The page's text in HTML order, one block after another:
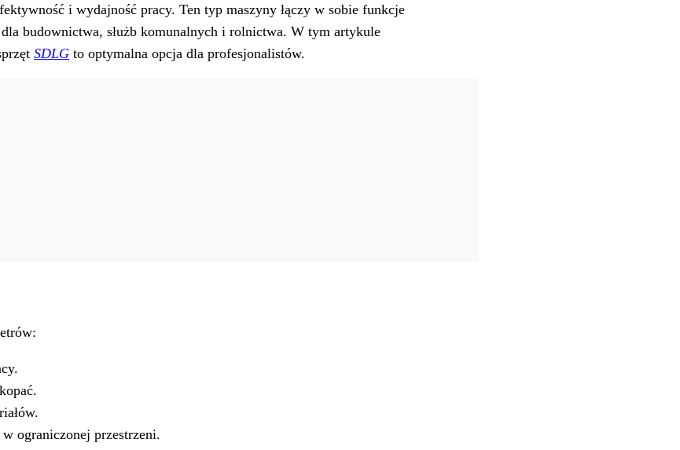
i wydajność pracy. Ten typ maszyny łączy w sobie funkcje
budownictwa, służb komunalnych i rolnictwa. W tym artykule
SDLG to optymalna opcja dla profesjonalistów.
ograniczonej przestrzeni.